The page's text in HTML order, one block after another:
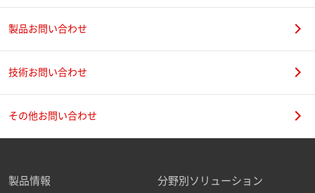
ご勤務先
製品お問い合わせ
技術お問い合わせ
その他お問い合わせ
製品情報 分野別ソリューション